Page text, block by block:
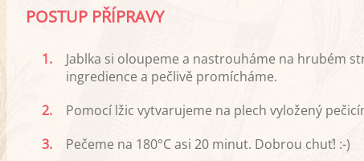
POSTUP PŘÍPRAVY
1.
Jablka si oloupeme a nastrouháme na hrubém
ingredience a pečlivě promícháme.
2.
Pomocí lžic vytvarujeme na plech vyložený
3.
Pečeme na 180°C asi 20 minut. Dobrou chuť! :-)